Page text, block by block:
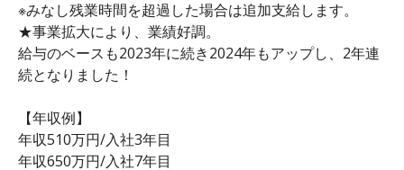
※みなし残業時間を超過した場合は追加支給します。
★事業拡大により、業績好調。
給与のベースも2023年に続き2024年もアップし、2年連
続となりました！
【年収例】
年収510万円/入社3年目
年収650万円/入社7年目